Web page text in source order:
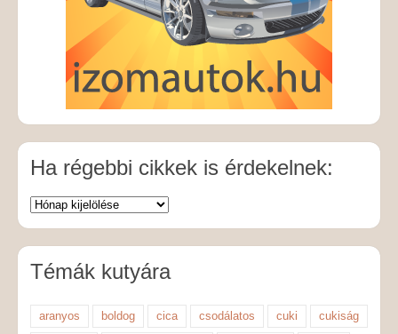
Ha régebbi cikkek is érdekelnek:
Témák kutyára
aranyos boldog cica csodálatos cuki cukiság